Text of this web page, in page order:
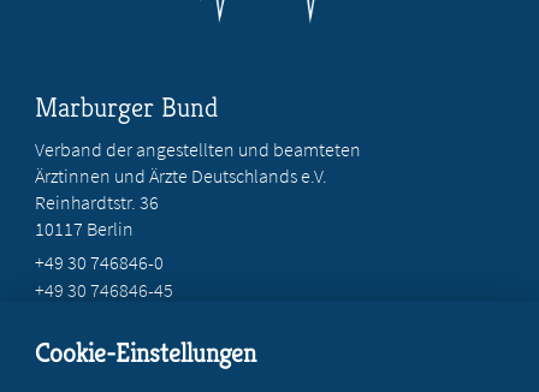
Marburger Bund
Verband der angestellten und beamteten
Ärztinnen und Ärzte Deutschlands e.V.
Reinhardtstr. 36
10117 Berlin
+49 30 746846-0
+49 30 746846-45
Cookie-Einstellungen